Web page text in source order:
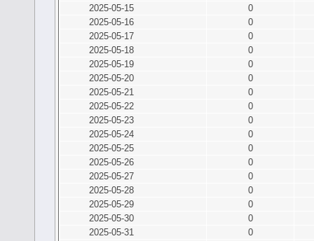
2025-05-15
0
2025-05-16
0
2025-05-17
0
2025-05-18
0
2025-05-19
0
2025-05-20
0
2025-05-21
0
2025-05-22
0
2025-05-23
0
2025-05-24
0
2025-05-25
0
2025-05-26
0
2025-05-27
0
2025-05-28
0
2025-05-29
0
2025-05-30
0
2025-05-31
0